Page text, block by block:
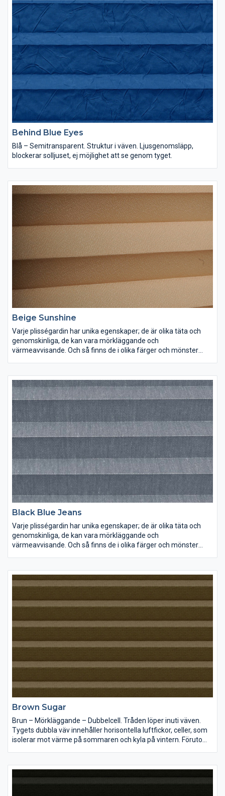
Behind Blue Eyes
Blå – Semitransparent. Struktur i väven. Ljusgenomsläpp,
blockerar solljuset, ej möjlighet att se genom tyget.
Beige Sunshine
Varje plisségardin har unika egenskaper; de är olika täta och
genomskinliga, de kan vara mörkläggande och
värmeavvisande. Och så finns de i olika färger och mönster
Black Blue Jeans
Varje plisségardin har unika egenskaper; de är olika täta och
genomskinliga, de kan vara mörkläggande och
värmeavvisande. Och så finns de i olika färger och mönster
Brown Sugar
Brun – Mörkläggande – Dubbelcell. Tråden löper inuti väven.
Tygets dubbla väv innehåller horisontella luftfickor, celler, som
isolerar mot värme på sommaren och kyla på vintern. Förutom